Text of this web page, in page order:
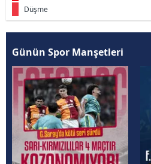
Düşme
Günün Spor Manşetleri